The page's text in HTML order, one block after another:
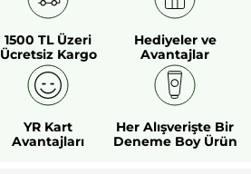
1500 TL Üzeri
Ücretsiz Kargo
Hediyeler ve
Avantajlar
YR Kart
Avantajları
Her Alışverişte Bir
Deneme Boy Ürün